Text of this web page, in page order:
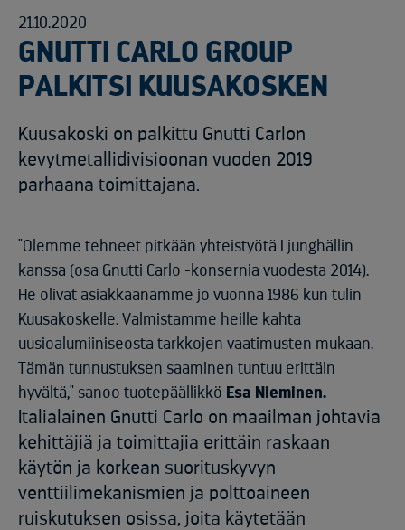
21.10.2020
GNUTTI CARLO GROUP
PALKITSI KUUSAKOSKEN
Kuusakoski on palkittu Gnutti Carlon
kevytmetallidivisioonan vuoden 2019
parhaana toimittajana.
"Olemme tehneet pitkään yhteistyötä Ljunghällin
kanssa (osa Gnutti Carlo -konsernia vuodesta 2014).
He olivat asiakkaanamme jo vuonna 1986 kun tulin
Kuusakoskelle. Valmistamme heille kahta
uusioalumiiniseosta tarkkojen vaatimusten mukaan.
Tämän tunnustuksen saaminen tuntuu erittäin
hyvältä," sanoo tuotepäällikkö Esa Nieminen.
Italialainen Gnutti Carlo on maailman johtavia
kehittäjiä ja toimittajia erittäin raskaan
käytön ja korkean suorituskyvyn
venttiilimekanismien ja polttoaineen
ruiskutuksen osissa, joita käytetään